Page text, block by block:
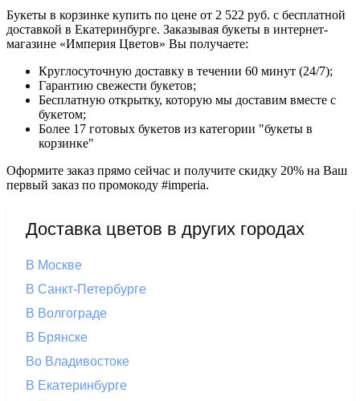
Букеты в корзинке купить по цене от 2 522 руб. с бесплатной
доставкой в Екатеринбурге. Заказывая букеты в интернет-
магазине «Империя Цветов» Вы получаете:
Круглосуточную доставку в течении 60 минут (24/7);
Гарантию свежести букетов;
Бесплатную открытку, которую мы доставим вместе с
букетом;
Более 17 готовых букетов из категории "букеты в
корзинке"
Оформите заказ прямо сейчас и получите скидку 20% на Ваш
первый заказ по промокоду #imperia.
Доставка цветов в других городах
В Москве
В Санкт-Петербурге
В Волгограде
В Брянске
Во Владивостоке
В Екатеринбурге